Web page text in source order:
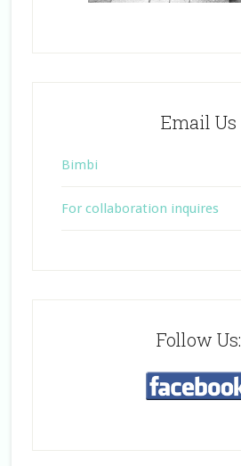
Email Us
Bimbi
For collaboration inquires
Follow Us: